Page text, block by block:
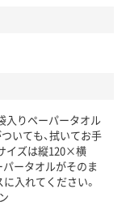
入りペーパータオル
いても、拭いてお手
イズは縦120×横
ータオルがそのま
入れてください。